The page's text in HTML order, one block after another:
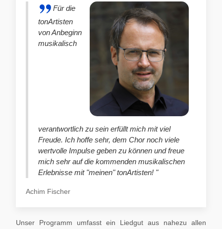
Für die
tonArtisten
von Anbeginn
musikalisch
verantwortlich zu sein erfüllt mich mit viel
Freude. Ich hoffe sehr, dem Chor noch viele
wertvolle Impulse geben zu können und freue
mich sehr auf die kommenden musikalischen
Erlebnisse mit "meinen" tonArtisten! "
Achim Fischer
Unser Programm umfasst ein Liedgut aus nahezu allen